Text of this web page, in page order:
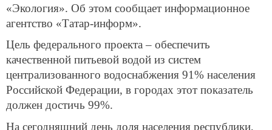
«Экология». Об этом сообщает информационное
агентство «Татар-информ».
Цель федерального проекта – обеспечить
качественной питьевой водой из систем
централизованного водоснабжения 91% населения
Российской Федерации, в городах этот показатель
должен достичь 99%.
На сегодняшний день доля населения республики,